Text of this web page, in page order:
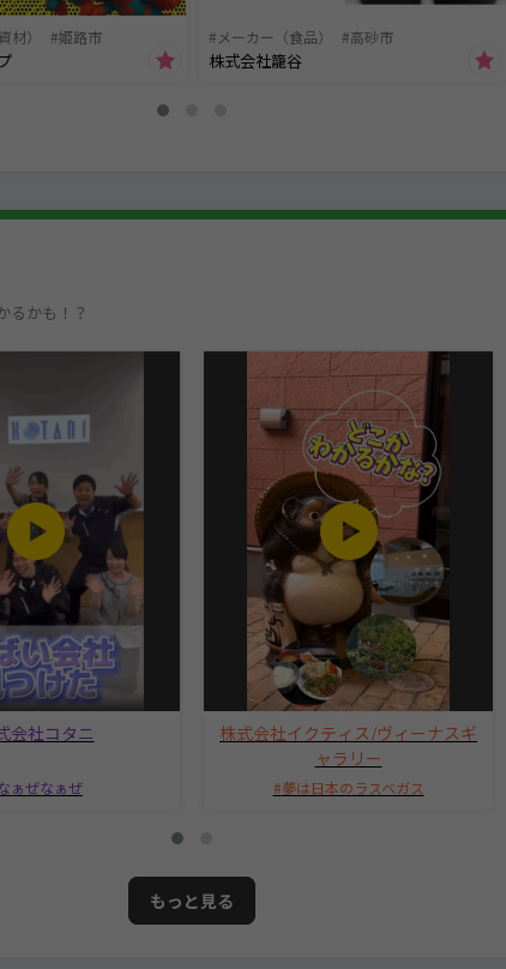
近畿工業はモノづくりを通して、
環境問題を解決するための「シナリオ」を描いてい
さらなる効率化を目指して、新工場が稼働しました！！
なんと24時間稼働。当社の主力製品の部品
材） 姫路市 メーカー（食品） 高砂市
株式会社籠谷
るかも！？
会社コタニ
ぁぜなぁぜ
株式会社イクティス/ヴィーナスギ
ャラリー
夢は日本のラスベガス
もっと見る